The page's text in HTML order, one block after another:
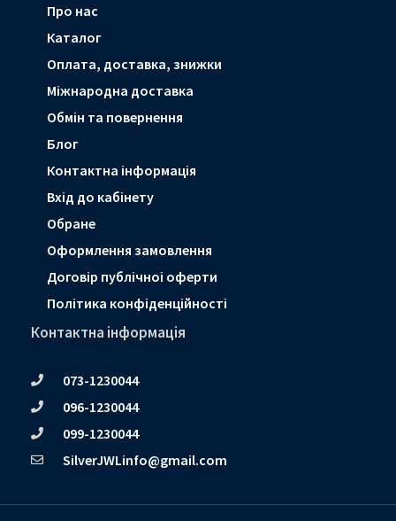
Про нас
Каталог
Оплата, доставка, знижки
Мiжнародна доставка
Обмін та повернення
Блог
Контактна інформація
Вхід до кабінету
Обране
Оформлення замовлення
Договір публічноі оферти
Політика конфіденційності
Контактна інформація
073-1230044
096-1230044
099-1230044
SilverJWLinfo@gmail.com